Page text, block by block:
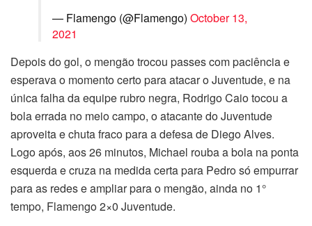
— Flamengo (@Flamengo) October 13,
2021
Depois do gol, o mengão trocou passes com paciência e
esperava o momento certo para atacar o Juventude, e na
única falha da equipe rubro negra, Rodrigo Caio tocou a
bola errada no meio campo, o atacante do Juventude
aproveita e chuta fraco para a defesa de Diego Alves.
Logo após, aos 26 minutos, Michael rouba a bola na ponta
esquerda e cruza na medida certa para Pedro só empurrar
para as redes e ampliar para o mengão, ainda no 1°
tempo, Flamengo 2×0 Juventude.